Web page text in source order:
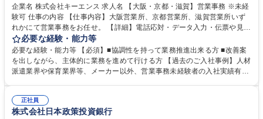
企業名 株式会社キーエンス 求人名 【大阪・京都・滋賀】営業事務 ※未経
験可 仕事の内容 【仕事内容】大阪営業所、京都営業所、滋賀営業所いず
れかにて営業事務をお任せ。 【詳細】電話応対・データ入力・伝票や見積
の作成・カタログ送付・来客対応・営業所内で発生する事務業務や業務改
善をお任せ。 【教育制度】ご入社後、育成担当とペアになりながらOJTに
て業務を覚えていただくことが可能です。業務システムがきちんと構築さ
れているため、スムーズに仕事に慣れることができる環境です。また、
募集職種 【大阪・京都・滋賀】営業事務 ※未経験可
必要な経験・能力等
必要な経験・能力等 【必須】■協調性を持って業務推進出来る方 ■改善案
を出しながら、主体的に業務を進めて行ける方 【過去のご入社事例】人材
派遣業界や保育業界等、メーカー以外、営業事務未経験者の入社実績有
えて、お客様や社員の状況に合わせ、能動的なサポート、改善の動きも期
待され。組織を支えるスペシャリストとして、チームに貢献し、結果的に
正社員
株式会社日本政策投資銀行